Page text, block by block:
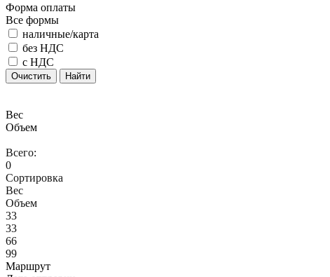
Форма оплаты
Все формы
наличные/карта
без НДС
с НДС
Очистить Найти
Вес
Объем
Всего:
0
Сортировка
Вес
Объем
33
33
66
99
Маршрут